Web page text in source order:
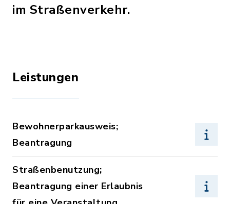
im Straßenverkehr.
Leistungen
Bewohnerparkausweis;
Beantragung
Straßenbenutzung;
Beantragung einer Erlaubnis